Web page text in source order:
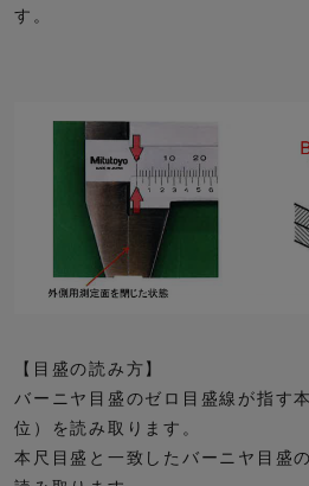
す。
【目盛の読み方】
バーニヤ目盛のゼロ目盛線が指す
位）を読み取ります。
本尺目盛と一致したバーニヤ目盛